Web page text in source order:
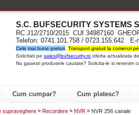
S.C. BUFSECURITY SYSTEMS
RC.J12/2710/2015 CUI 34987160
Telefon: 0741.101.758 / 0723.155.642
Cele mai bune preturi Transport gratuit la comenzi
Solicitati pe sales@bufsecurity.ro oferta actualizata
Nu gasesti produsele cautate? Solicita-le si revenim
Cum cumpar? Cum platesc?
supraveghere » Recordere » NVR » NVR 256 canale